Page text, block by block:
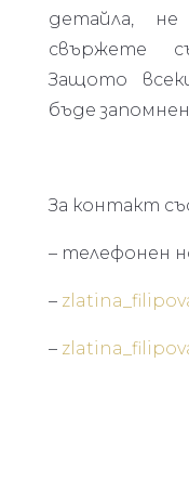
детайла,
свържете
Защото
бъде запомнен.
За контакт
– телефонен
–
–